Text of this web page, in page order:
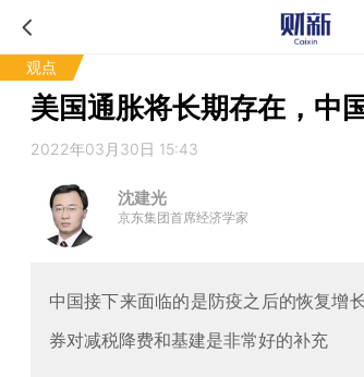
观点
美国通胀将长期存在，中
2022年03月30日 15:43
沈建光
京东集团首席经济学家
中国接下来面临的是防疫之后的恢复增
券对减税降费和基建是非常好的补充